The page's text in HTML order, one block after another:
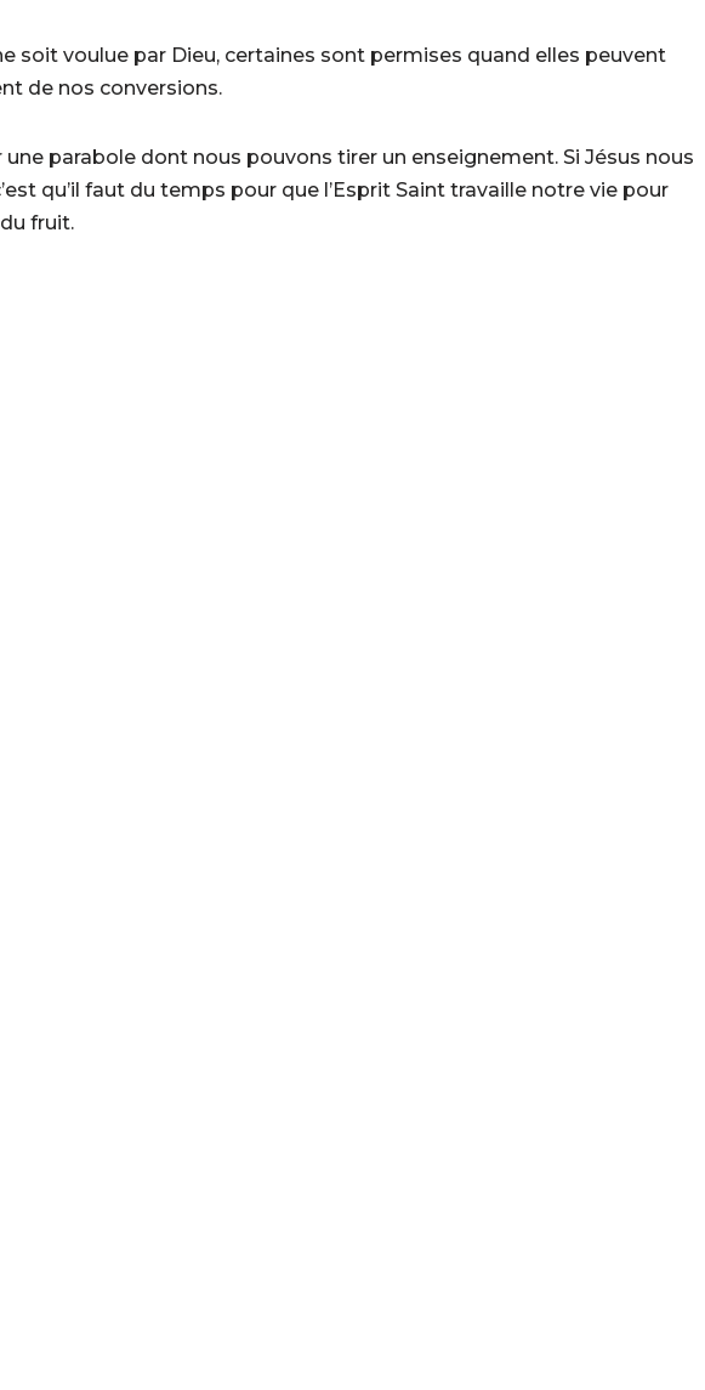
soit voulue par Dieu, certaines sont permises quand elles peuvent
de nos conversions.
parabole dont nous pouvons tirer un enseignement. Si Jésus nous
qu’il faut du temps pour que l’Esprit Saint travaille notre vie pour
fruit.